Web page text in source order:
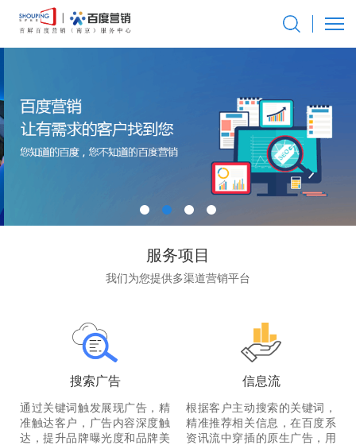
服务项目
我们为您提供多渠道营销平台
搜索广告
通过关键词触发展现广告，精
准触达客户，广告内容深度触
达，提升品牌曝光度和品牌美
信息流
根据客户主动搜索的关键词，
精准推荐相关信息，在百度系
资讯流中穿插的原生广告，用